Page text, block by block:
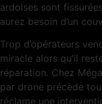
ardoises sont
aurez besoin d’un
Trop d’opérateurs
miracle alors qu’il
réparation. Chez
par drone précède
réclame une